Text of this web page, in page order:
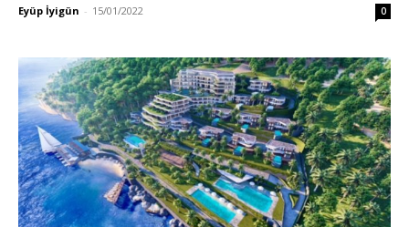
Eyüp İyigün - 15/01/2022 0